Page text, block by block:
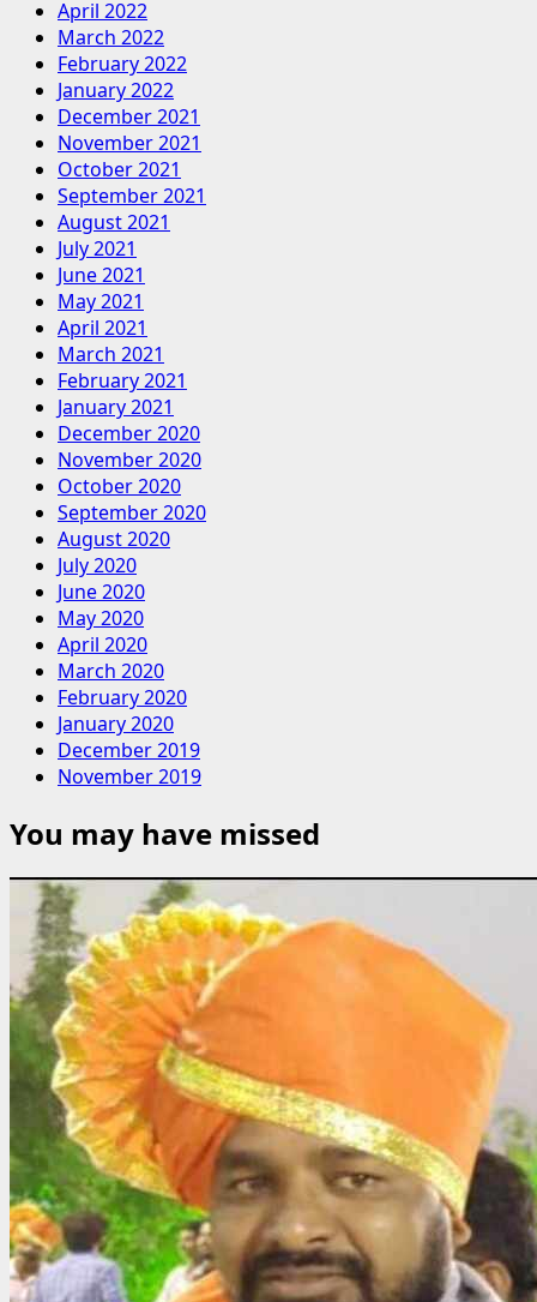
April 2022
March 2022
February 2022
January 2022
December 2021
November 2021
October 2021
September 2021
August 2021
July 2021
June 2021
May 2021
April 2021
March 2021
February 2021
January 2021
December 2020
November 2020
October 2020
September 2020
August 2020
July 2020
June 2020
May 2020
April 2020
March 2020
February 2020
January 2020
December 2019
November 2019
You may have missed